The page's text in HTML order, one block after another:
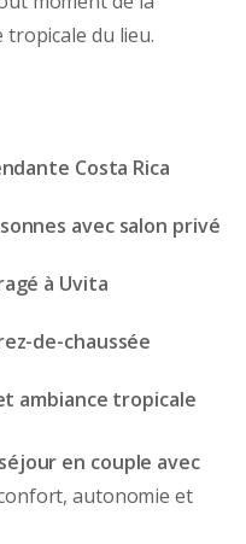
du lieu.
Costa Rica
avec salon privé
à Uvita
de-chaussée
ambiance tropicale
séjour en couple avec
autonomie et